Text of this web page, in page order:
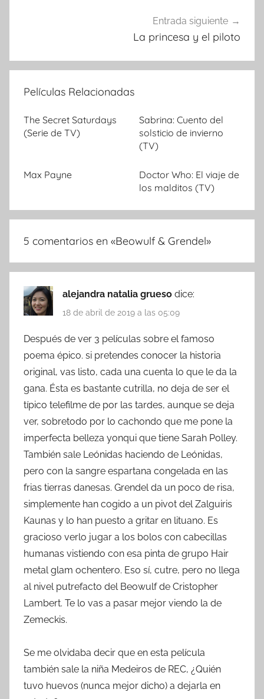
Entrada siguiente
La princesa y el piloto
Películas Relacionadas
The Secret Saturdays
(Serie de TV)
Sabrina: Cuento del
solsticio de invierno
(TV)
Max Payne
Doctor Who: El viaje de
los malditos (TV)
5 comentarios en «Beowulf & Grendel»
alejandra natalia grueso dice:
18 de abril de 2019 a las 05:09
Después de ver 3 películas sobre el famoso
poema épico. si pretendes conocer la historia
original, vas listo, cada una cuenta lo que le da la
gana. Ésta es bastante cutrilla, no deja de ser el
típico telefilme de por las tardes, aunque se deja
ver, sobretodo por lo cachondo que me pone la
imperfecta belleza yonqui que tiene Sarah Polley.
También sale Leónidas haciendo de Leónidas,
pero con la sangre espartana congelada en las
frias tierras danesas. Grendel da un poco de risa,
simplemente han cogido a un pivot del Zalguiris
Kaunas y lo han puesto a gritar en lituano. Es
gracioso verlo jugar a los bolos con cabecillas
humanas vistiendo con esa pinta de grupo Hair
metal glam ochentero. Eso sí, cutre, pero no llega
al nivel putrefacto del Beowulf de Cristopher
Lambert. Te lo vas a pasar mejor viendo la de
Zemeckis.
Se me olvidaba decir que en esta película
también sale la niña Medeiros de REC, ¿Quién
tuvo huevos (nunca mejor dicho) a dejarla en